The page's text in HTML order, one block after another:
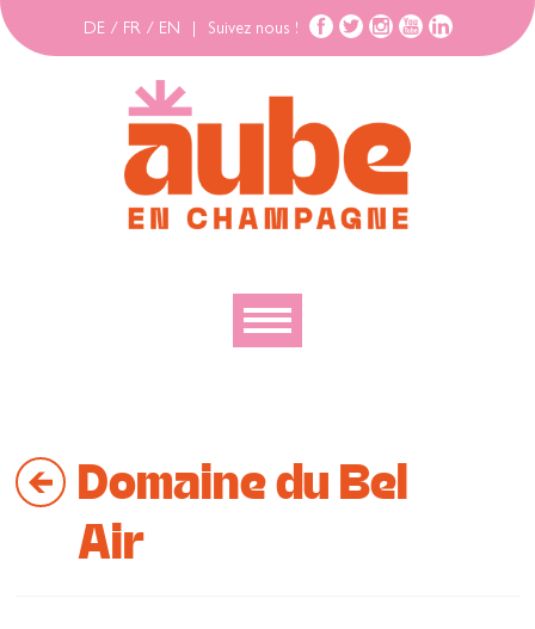
DE / FR / EN Suivez nous !
Bouger
Se loger
Se restaurer
Domaine du Bel
Air